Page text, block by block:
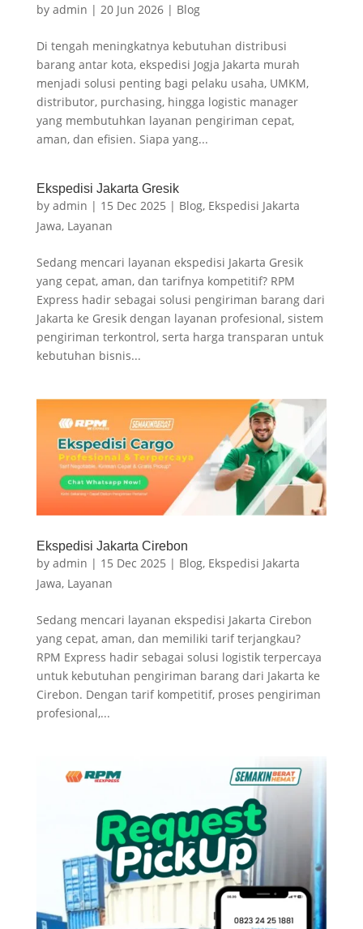
by admin | 20 Jun 2026| Blog
Di tengah meningkatnya kebutuhan distribusi
barang antar kota, ekspedisi Jogja Jakarta murah
menjadi solusi penting bagi pelaku usaha, UMKM,
distributor, purchasing, hingga logistic manager
yang membutuhkan layanan pengiriman cepat,
aman, dan efisien. Siapa yang...
Ekspedisi Jakarta Gresik
by admin | 15 Dec 2025 | Blog, Ekspedisi Jakarta
Jawa, Layanan
Sedang mencari layanan ekspedisi Jakarta Gresik
yang cepat, aman, dan tarifnya kompetitif? RPM
Express hadir sebagai solusi pengiriman barang dari
Jakarta ke Gresik dengan layanan profesional, sistem
pengiriman terkontrol, serta harga transparan untuk
kebutuhan bisnis...
Ekspedisi Jakarta Cirebon
by admin | 15 Dec 2025 | Blog, Ekspedisi Jakarta
Jawa, Layanan
Sedang mencari layanan ekspedisi Jakarta Cirebon
yang cepat, aman, dan memiliki tarif terjangkau?
RPM Express hadir sebagai solusi logistik terpercaya
untuk kebutuhan pengiriman barang dari Jakarta ke
Cirebon. Dengan tarif kompetitif, proses pengiriman
profesional,...